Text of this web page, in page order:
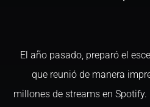
El año pasado, preparó el
que reunió de manera
millones de streams en